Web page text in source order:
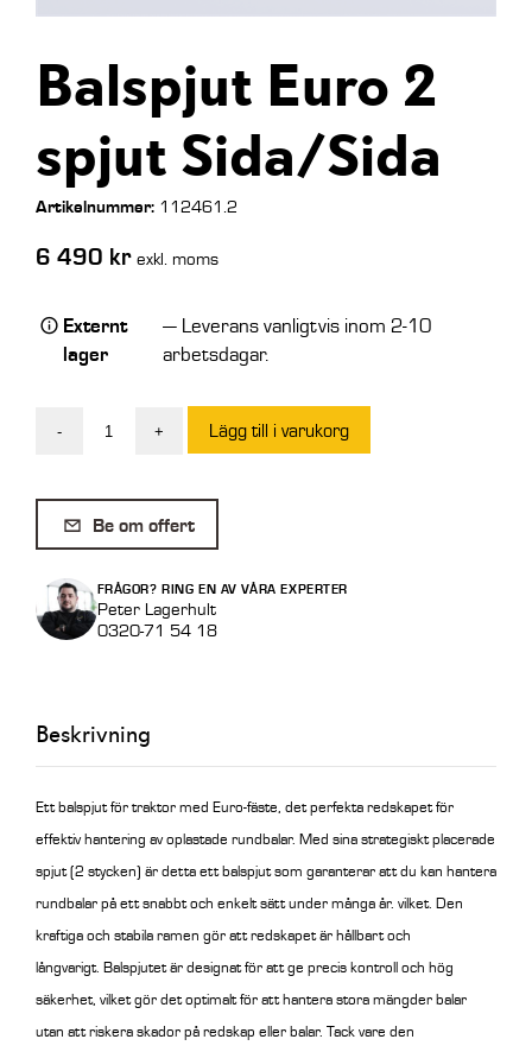
Balspjut Euro 2
spjut Sida/Sida
Artikelnummer:112461.2
6 490 kr exkl. moms
Externt
lager
— Leverans vanligtvis inom 2-10
arbetsdagar.
-
2
spjut
Sida/Sida
mängd
+ Lägg till i varukorg
Be om offert
FRÅGOR? RING EN AV VÅRA EXPERTER
Peter Lagerhult
0320-71 54 18
Beskrivning
Ett balspjut för traktor med Euro-fäste, det perfekta redskapet för
effektiv hantering av oplastade rundbalar. Med sina strategiskt placerade
spjut (2 stycken) är detta ett balspjut som garanterar att du kan hantera
rundbalar på ett snabbt och enkelt sätt under många år. vilket. Den
kraftiga och stabila ramen gör att redskapet är hållbart och
långvarigt. Balspjutet är designat för att ge precis kontroll och hög
säkerhet, vilket gör det optimalt för att hantera stora mängder balar
utan att riskera skador på redskap eller balar. Tack vare den